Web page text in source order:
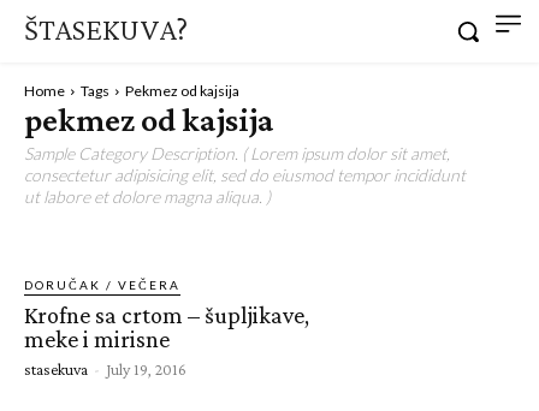
ŠTASEKUVA?
Home Tags Pekmez od kajsija
pekmez od kajsija
Sample Category Description. ( Lorem ipsum dolor sit amet,
consectetur adipisicing elit, sed do eiusmod tempor incididunt
ut labore et dolore magna aliqua. )
DORUČAK / VEČERA
Krofne sa crtom – šupljikave,
meke i mirisne
stasekuva - July 19, 2016